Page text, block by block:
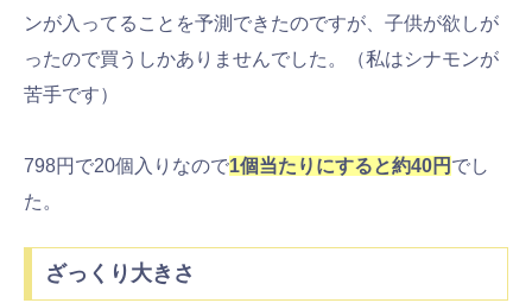
ンが入ってることを予測できたのですが、子供が欲しが
ったので買うしかありませんでした。（私はシナモンが
苦手です）
798円で20個入りなので1個当たりにすると約40円 でし
た。
ざっくり大きさ